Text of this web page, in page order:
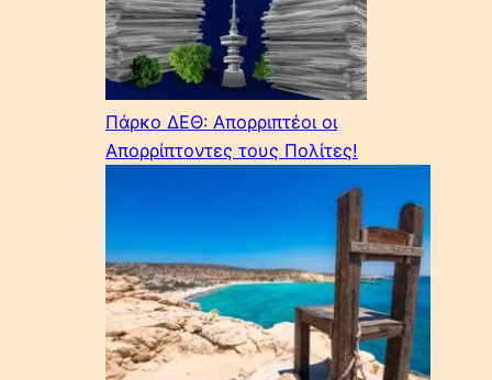
Πάρκο ΔΕΘ: Απορριπτέοι οι
Απορρίπτοντες τους Πολίτες!